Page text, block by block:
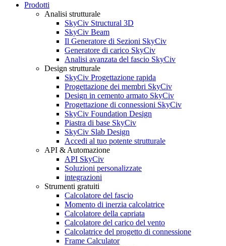
Prodotti
Analisi strutturale
SkyCiv Structural 3D
SkyCiv Beam
Il Generatore di Sezioni SkyCiv
Generatore di carico SkyCiv
Analisi avanzata del fascio SkyCiv
Design strutturale
SkyCiv Progettazione rapida
Progettazione dei membri SkyCiv
Design in cemento armato SkyCiv
Progettazione di connessioni SkyCiv
SkyCiv Foundation Design
Piastra di base SkyCiv
SkyCiv Slab Design
Accedi al tuo potente strutturale
API & Automazione
API SkyCiv
Soluzioni personalizzate
integrazioni
Strumenti gratuiti
Calcolatore del fascio
Momento di inerzia calcolatrice
Calcolatore della capriata
Calcolatore del carico del vento
Calcolatrice del progetto di connessione
Frame Calculator